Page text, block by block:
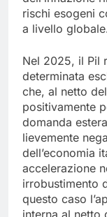
rischi esogeni
a livello
Nel 2025, il Pil
determinata
che, al netto
positivamente
domanda
lievemente
dell’economia
accelerazione
irrobustimento
questo caso